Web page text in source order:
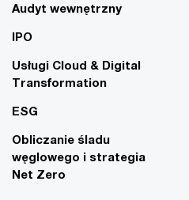
Audyt wewnętrzny
IPO
Usługi Cloud & Digital
Transformation
ESG
Obliczanie śladu
węglowego i strategia
Net Zero